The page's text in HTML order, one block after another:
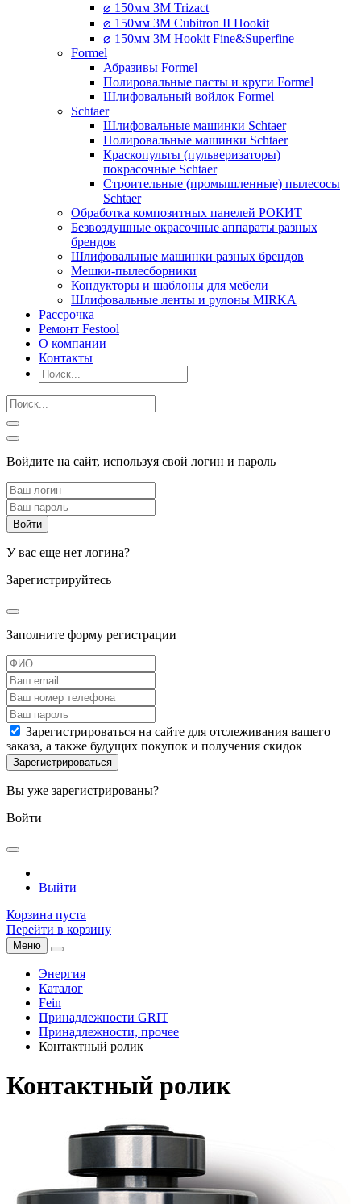
⌀ 150мм 3M Trizact
⌀ 150мм 3M Cubitron II Hookit
⌀ 150мм 3M Hookit Fine&Superfine
Formel
Абразивы Formel
Полировальные пасты и круги Formel
Шлифовальный войлок Formel
Schtaer
Шлифовальные машинки Schtaer
Полировальные машинки Schtaer
Краскопульты (пульверизаторы)
покрасочные Schtaer
Строительные (промышленные) пылесосы
Schtaer
Обработка композитных панелей РОКИТ
Безвоздушные окрасочные аппараты разных
брендов
Шлифовальные машинки разных брендов
Мешки-пылесборники
Кондукторы и шаблоны для мебели
Шлифовальные ленты и рулоны MIRKA
Рассрочка
Ремонт Festool
О компании
Контакты
Войдите на сайт, используя свой логин и пароль
У вас еще нет логина?
Зарегистрируйтесь
Заполните форму регистрации
Зарегистрироваться на сайте для отслеживания вашего
заказа, а также будущих покупок и получения скидок
Вы уже зарегистрированы?
Войти
Выйти
Корзина пуста
Перейти в корзину
Меню
Энергия
Каталог
Fein
Принадлежности GRIT
Принадлежности, прочее
Контактный ролик
Контактный ролик